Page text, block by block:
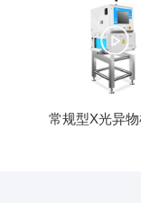
常规型X光异